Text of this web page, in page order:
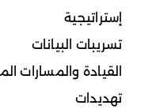
إستراتيجية
تسريبات البيانات
القيادة والمسارات
تهديدات